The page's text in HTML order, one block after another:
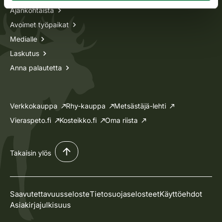
Ajankohtaista
Avoimet työpaikat
Medialle
Laskutus
Anna palautetta
Verkkokauppa Rhy-kauppa
Metsästäjä-lehti
Vieraspeto.fi
Kosteikko.fi Oma riista
Takaisin ylös
SaavutettavuusselosteTietosuojaselosteetKäyttöehdot
Asiakirjajulkisuus